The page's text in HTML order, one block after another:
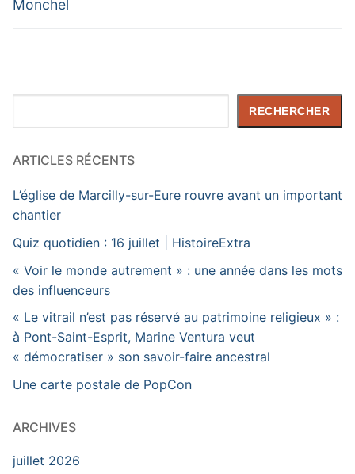
Monchel
RECHERCHER
ARTICLES RÉCENTS
L’église de Marcilly-sur-Eure rouvre avant un important
chantier
Quiz quotidien : 16 juillet | HistoireExtra
« Voir le monde autrement » : une année dans les mots
des influenceurs
« Le vitrail n’est pas réservé au patrimoine religieux » :
à Pont-Saint-Esprit, Marine Ventura veut
« démocratiser » son savoir-faire ancestral
Une carte postale de PopCon
ARCHIVES
juillet 2026